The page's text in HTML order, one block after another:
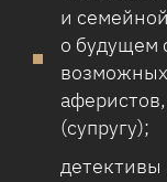
и
о будущем
(супругу);
детективы